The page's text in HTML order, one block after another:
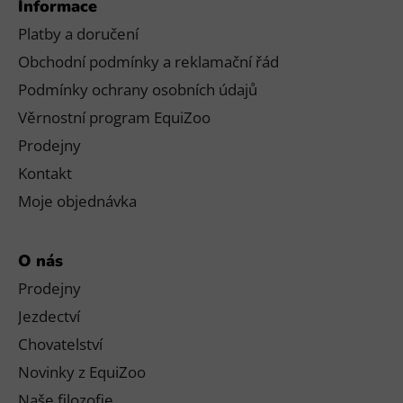
Informace
Platby a doručení
Obchodní podmínky a reklamační řád
Podmínky ochrany osobních údajů
Věrnostní program EquiZoo
Prodejny
Kontakt
Moje objednávka
O nás
Prodejny
Jezdectví
Chovatelství
Novinky z EquiZoo